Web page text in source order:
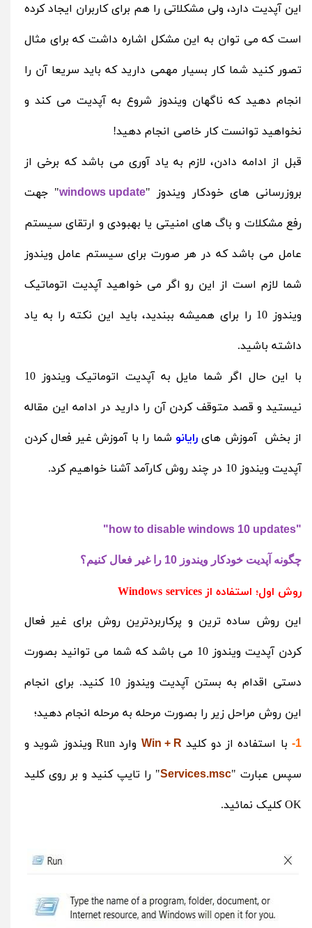
این آپدیت دارد، ولی مشکلاتی را هم برای کاربران ایجاد کرده
است که می توان به این مشکل اشاره داشت که برای مثال
تصور کنید شما کار بسیار مهمی دارید که باید سریعا آن را
انجام دهید که ناگهان ویندوز شروع به آپدیت می کند و
نخواهید توانست کار خاصی انجام دهید!
قبل از ادامه دادن، لازم به یاد آوری می باشد که برخی از
بروزرسانی های خودکار ویندوز "windows update" جهت
رفع مشکلات و باگ های امنیتی یا بهبودی و ارتقای سیستم
عامل می باشد که در هر صورت برای سیستم عامل ویندوز
شما لازم است از این رو اگر می خواهید آپدیت اتوماتیک
ویندوز 10 را برای همیشه ببندید، باید این نکته را به یاد
داشته باشید.
با این حال اگر شما مایل به آپدیت اتوماتیک ویندوز 10
نیستید و قصد متوقف کردن آن را دارید در ادامه این مقاله
از بخش آموزش هایرایانو شما را با آموزش غیر فعال کردن
آپدیت ویندوز 10 در چند روش کارآمد آشنا خواهیم کرد.
"how to disable windows 10 updates"
چگونه آپدیت خودکار ویندوز 10 را غیر فعال کنیم؟
روش اول؛ استفاده از Windows services
این روش ساده ترین و پرکاربردترین روش برای غیر فعال
کردن آپدیت ویندوز 10 می باشد که شما می توانید بصورت
دستی اقدام به بستن آپدیت ویندوز 10 کنید. برای انجام
این روش مراحل زیر را بصورت مرحله به مرحله انجام دهید؛
1- با استفاده از دو کلید Win + R
وارد Run ویندوز شوید و
سپس عبارت "Services.msc" را تایپ کنید و بر روی کلید
OK کلیک نمائید.